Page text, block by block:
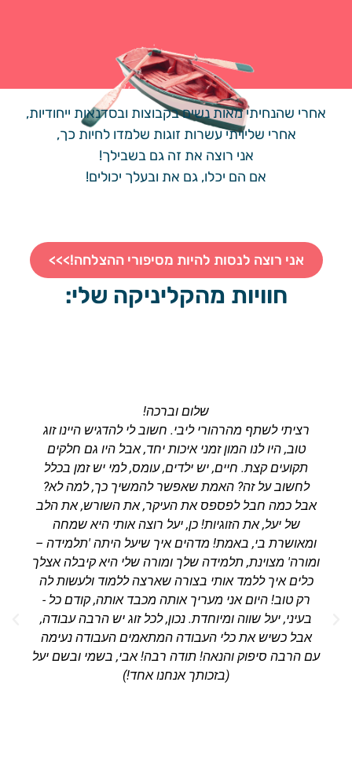
אחרי שהנחיתי מאות נשים בקבוצות ובסדנאות ייחודיות,
אחרי שליויתי עשרות זוגות שלמדו לחיות כך,
אני רוצה את זה גם בשבילך!
אם הם יכלו, גם את ובעלך יכולים!
אני רוצה לנסות להיות מסיפורי ההצלחה!>>>
חוויות מהקליניקה שלי:
שלום וברכה!
רציתי לשתף מהרהורי ליבי. חשוב לי להדגיש היינו זוג
טוב, היו לנו המון זמני איכות יחד, אבל היו גם חלקים
תקועים קצת. חיים, יש ילדים, עומס, למי יש זמן בכלל
לחשוב על זה? האמת שאפשר להמשיך כך, למה לא?
אבל כמה חבל לפספס את העיקר, את השורש, את הלב
של יעל, את הזוגיות! כן, יעל רוצה אותי היא שמחה
ומאושרת בי, באמת! מדהים איך שיעל היתה 'תלמידה –
ומורה' מצוינת, תלמידה שלך ומורה שלי היא קיבלה אצלך
כלים איך ללמד אותי בצורה שארצה ללמוד ולעשות לה
רק טוב! היום אני מעריך אותה מכבד אותה, קודם כל -
בעיני, יעל שווה ומיוחדת. נכון, לכל זוג יש הרבה עבודה,
אבל כשיש את כלי העבודה המתאמים העבודה נעימה
עם הרבה סיפוק והנאה! תודה רבה! אבי, בשמי ובשם יעל
(בזכותך אנחנו אחד!)